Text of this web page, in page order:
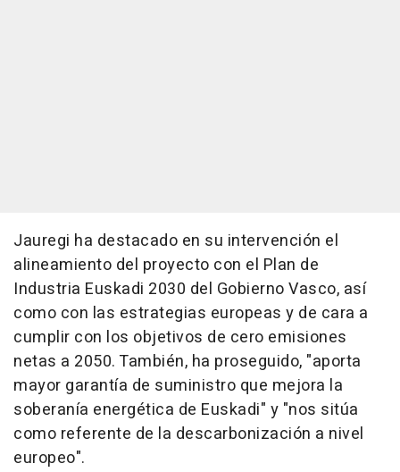
Jauregi ha destacado en su intervención el
alineamiento del proyecto con el Plan de
Industria Euskadi 2030 del Gobierno Vasco, así
como con las estrategias europeas y de cara a
cumplir con los objetivos de cero emisiones
netas a 2050. También, ha proseguido, "aporta
mayor garantía de suministro que mejora la
soberanía energética de Euskadi" y "nos sitúa
como referente de la descarbonización a nivel
europeo".